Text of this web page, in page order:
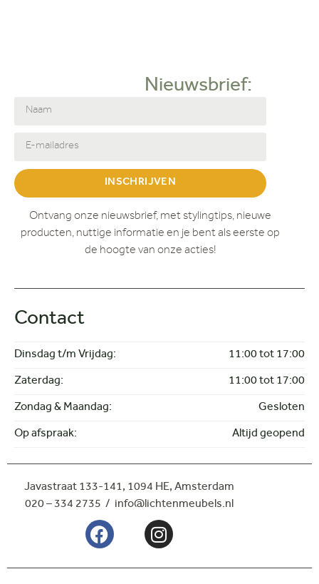
Nieuwsbrief:
INSCHRIJVEN
Ontvang onze nieuwsbrief, met stylingtips, nieuwe
producten, nuttige informatie en je bent als eerste op
de hoogte van onze acties!
Contact
Dinsdag t/m Vrijdag: 11:00 tot 17:00
Zaterdag: 11:00 tot 17:00
Zondag & Maandag: Gesloten
Op afspraak: Altijd geopend
Javastraat 133-141, 1094 HE, Amsterdam
020 – 334 2735 / info@lichtenmeubels.nl